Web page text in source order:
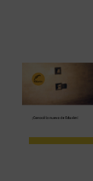
E
S